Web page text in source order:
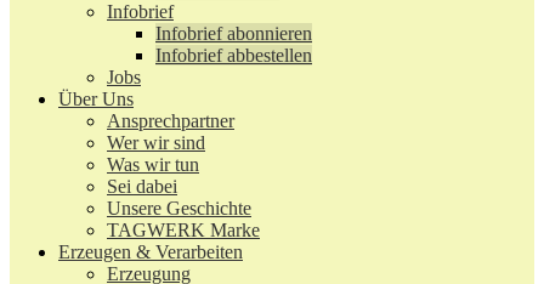
Infobrief
Infobrief abonnieren
Infobrief abbestellen
Jobs
Über Uns
Ansprechpartner
Wer wir sind
Was wir tun
Sei dabei
Unsere Geschichte
TAGWERK Marke
Erzeugen & Verarbeiten
Erzeugung